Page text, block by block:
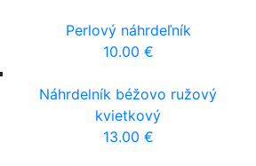
Perlový náhrdeľník
10.00 €
Náhrdelník béžovo ružový
kvietkový
13.00 €